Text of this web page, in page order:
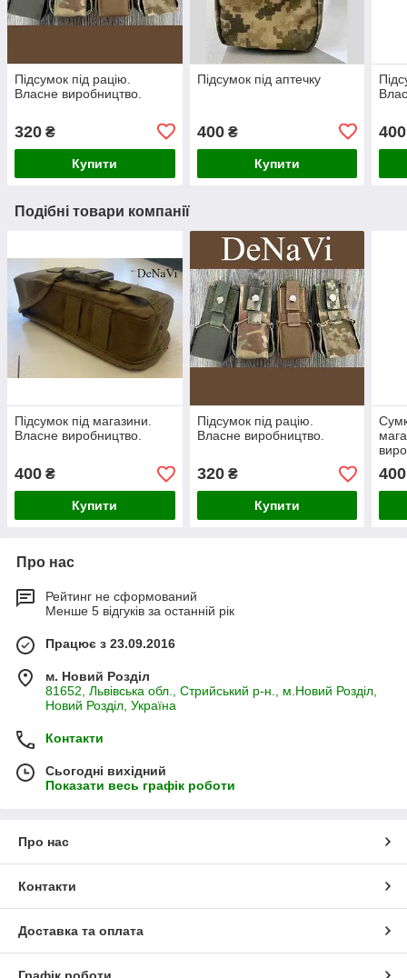
Підсумок під рацію.
Власне виробництво.
320 ₴
Купити
Підсумок під аптечку
400₴
Купити
400
Подібні товари компанії
Підсумок під магазини.
Власне виробництво.
400 ₴
Купити
Підсумок під рацію.
Власне виробництво.
320₴
Купити
400
Про нас
Рейтинг не сформований
Менше 5 відгуків за останній рік
Працює з 23.09.2016
м. Новий Розділ
81652, Львівська обл., Стрийський р-н., м.Новий Розділ,
Новий Розділ, Україна
Контакти
Сьогодні вихідний
Показати весь графік роботи
Про нас
Контакти
Доставка та оплата